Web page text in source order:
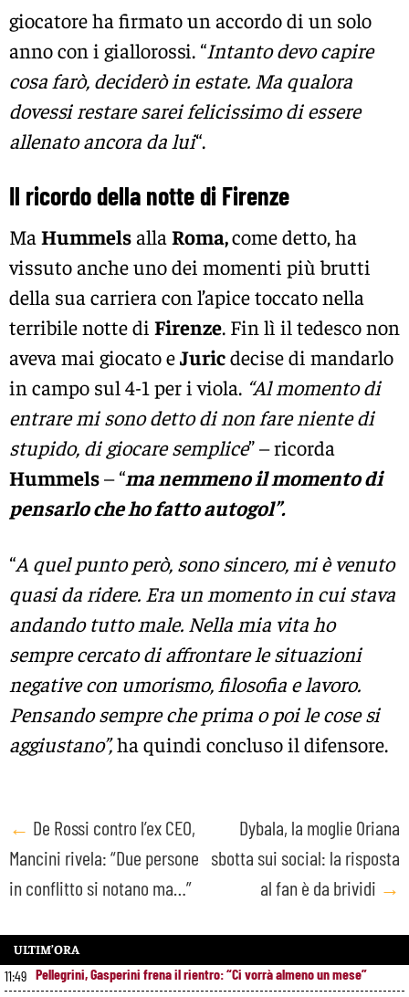
giocatore ha firmato un accordo di un solo
anno con i giallorossi. “Intanto devo capire
cosa farò, deciderò in estate. Ma qualora
dovessi restare sarei felicissimo di essere
allenato ancora da lui“.
Il ricordo della notte di Firenze
Ma Hummelsalla Roma,come detto, ha
vissuto anche uno dei momenti più brutti
della sua carriera con l’apice toccato nella
terribile notte di Firenze. Fin lì il tedesco non
aveva mai giocato eJuricdecise di mandarlo
in campo sul 4-1 per i viola. “Al momento di
entrare mi sono detto di non fare niente di
stupido, di giocare semplice” – ricorda
Hummels– “ma nemmeno il momento di
pensarlo che ho fatto autogol”.
“A quel punto però, sono sincero, mi è venuto
quasi da ridere. Era un momento in cui stava
andando tutto male. Nella mia vita ho
sempre cercato di affrontare le situazioni
negative con umorismo, filosofia e lavoro.
Pensando sempre che prima o poi le cose si
aggiustano”,ha quindi concluso il difensore.
Post
navigation
← De Rossi contro l’ex CEO,
Mancini rivela: “Due persone
in conflitto si notano ma…”
Dybala, la moglie Oriana
sbotta sui social: la risposta
al fan è da brividi →
ULTIM’ORA
11:49 Pellegrini, Gasperini frena il rientro: “Ci vorrà almeno un mese”